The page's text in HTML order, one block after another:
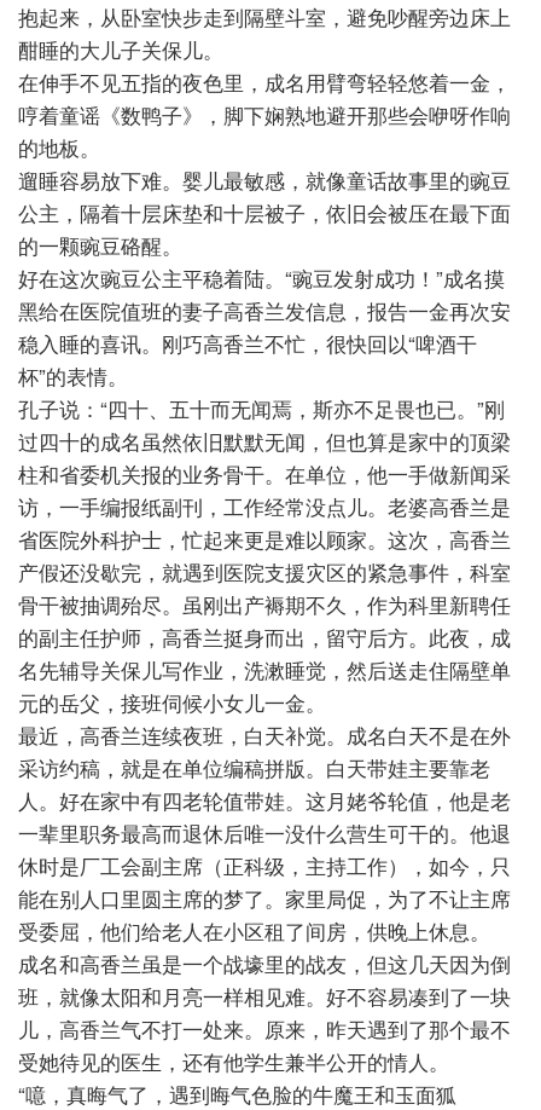
抱起来，从卧室快步走到隔壁斗室，避免吵醒旁边床上
酣睡的大儿子关保儿。
在伸手不见五指的夜色里，成名用臂弯轻轻悠着一金，
哼着童谣《数鸭子》，脚下娴熟地避开那些会咿呀作响
的地板。
遛睡容易放下难。婴儿最敏感，就像童话故事里的豌豆
公主，隔着十层床垫和十层被子，依旧会被压在最下面
的一颗豌豆硌醒。
好在这次豌豆公主平稳着陆。“豌豆发射成功！”成名摸
黑给在医院值班的妻子高香兰发信息，报告一金再次安
稳入睡的喜讯。刚巧高香兰不忙，很快回以“啤酒干
杯”的表情。
孔子说：“四十、五十而无闻焉，斯亦不足畏也已。”刚
过四十的成名虽然依旧默默无闻，但也算是家中的顶梁
柱和省委机关报的业务骨干。在单位，他一手做新闻采
访，一手编报纸副刊，工作经常没点儿。老婆高香兰是
省医院外科护士，忙起来更是难以顾家。这次，高香兰
产假还没歇完，就遇到医院支援灾区的紧急事件，科室
骨干被抽调殆尽。虽刚出产褥期不久，作为科里新聘任
的副主任护师，高香兰挺身而出，留守后方。此夜，成
名先辅导关保儿写作业，洗漱睡觉，然后送走住隔壁单
元的岳父，接班伺候小女儿一金。
最近，高香兰连续夜班，白天补觉。成名白天不是在外
采访约稿，就是在单位编稿拼版。白天带娃主要靠老
人。好在家中有四老轮值带娃。这月姥爷轮值，他是老
一辈里职务最高而退休后唯一没什么营生可干的。他退
休时是厂工会副主席（正科级，主持工作），如今，只
能在别人口里圆主席的梦了。家里局促，为了不让主席
受委屈，他们给老人在小区租了间房，供晚上休息。
成名和高香兰虽是一个战壕里的战友，但这几天因为倒
班，就像太阳和月亮一样相见难。好不容易凑到了一块
儿，高香兰气不打一处来。原来，昨天遇到了那个最不
受她待见的医生，还有他学生兼半公开的情人。
“噫，真晦气了，遇到晦气色脸的牛魔王和玉面狐